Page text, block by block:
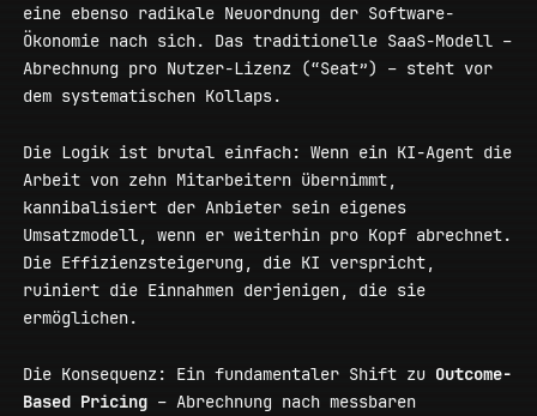
eine ebenso radikale Neuordnung der Software-
Ökonomie nach sich. Das traditionelle SaaS-Modell –
Abrechnung pro Nutzer-Lizenz (“Seat”) – steht vor
dem systematischen Kollaps.
Die Logik ist brutal einfach: Wenn ein KI-Agent die
Arbeit von zehn Mitarbeitern übernimmt,
kannibalisiert der Anbieter sein eigenes
Umsatzmodell, wenn er weiterhin pro Kopf abrechnet.
Die Effizienzsteigerung, die KI verspricht,
ruiniert die Einnahmen derjenigen, die sie
ermöglichen.
Die Konsequenz: Ein fundamentaler Shift zu Outcome-
Based Pricing – Abrechnung nach messbaren